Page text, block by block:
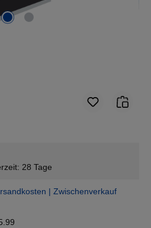
28 Tage
| Zwischenverkauf